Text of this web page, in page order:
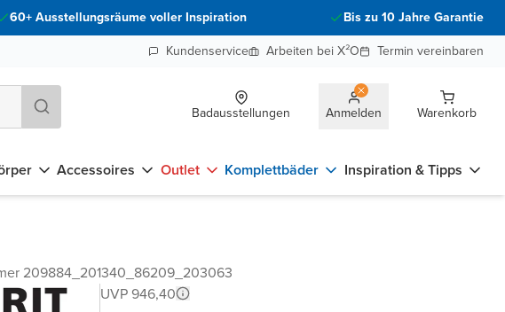
60+ Ausstellungsräume voller Inspiration
Bis zu 10 Jahre Garantie
Kundenservice
Arbeiten bei X²O Termin vereinbaren
Badausstellungen Anmelden Warenkorb
Accessoires Outlet Komplettbäder Inspiration & Tipps
209884_201340_86209_203063
UVP 946,40